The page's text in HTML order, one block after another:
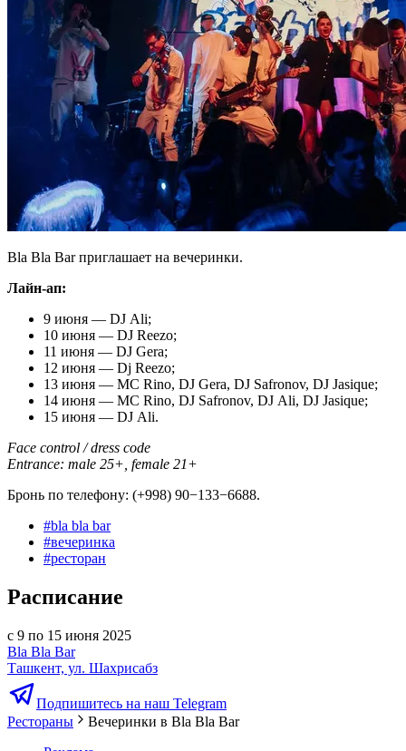
Bla Bla Bar приглашает на вечеринки.
Лайн-ап:
9 июня — DJ Ali;
10 июня — DJ Reezo;
11 июня — DJ Gera;
12 июня — Dj Reezo;
13 июня — MС Rino, DJ Gera, DJ Safronov, DJ Jasique;
14 июня — MС Rino, DJ Safronov, DJ Ali, DJ Jasique;
15 июня — DJ Ali.
Face control / dress code
Entrance: male 25+, female 21+
Бронь по телефону: (+998) 90−133−6688.
#bla bla bar
#вечеринка
#ресторан
Расписание
с 9 по 15 июня 2025
Bla Bla Bar
Ташкент, ул. Шахрисабз
Подпишитесь на наш Telegram
Рестораны
Вечеринки в Bla Bla Bar